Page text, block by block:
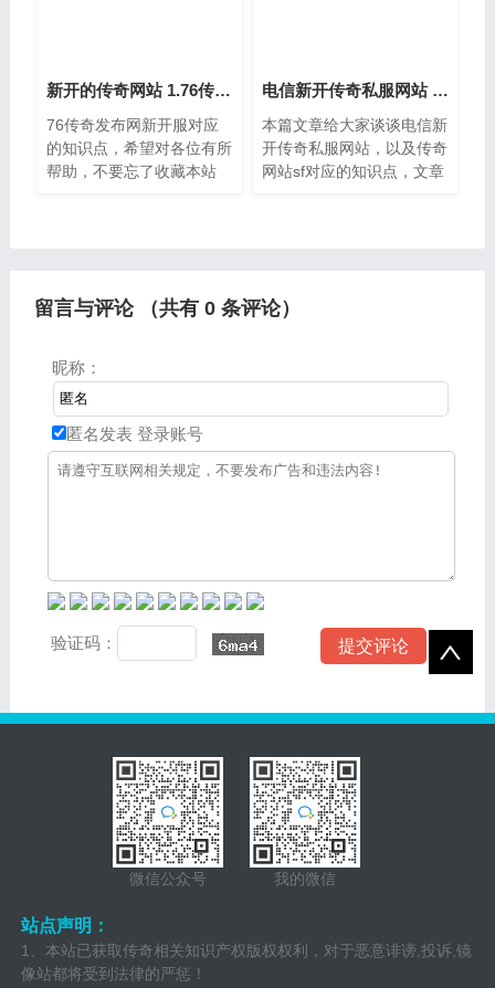
新开的传奇网站 1.76传奇发布网新开服
76传奇发布网新开服对应
的知识点，希望对各位有所
帮助，不要忘了收藏本站
电信新开传奇私服网站 传奇网站sf
本篇文章给大家谈谈电信新
开传奇私服网站，以及传奇
网站sf对应的知识点，文章
留言与评论 （共有 0条评论）
昵称：
匿名发表 登录账号
验证码：
微信公众号 我的微信
站点声明：
1、本站已获取传奇相关知识产权版权权利，对于恶意诽谤,投诉,镜
像站都将受到法律的严惩！